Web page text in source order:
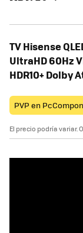
TV Hisense
UltraHD 60Hz
HDR10+ Dolby
PVP en
El precio podría variar.